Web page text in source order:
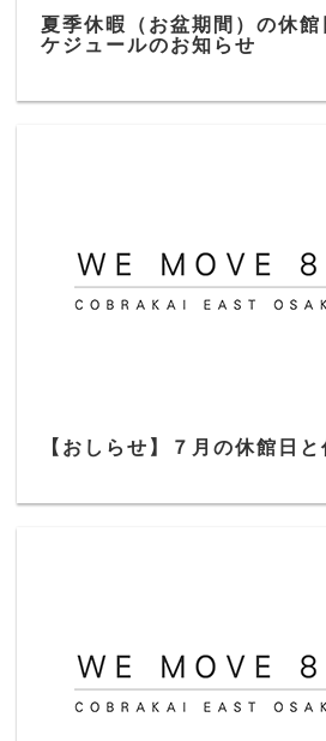
夏季休暇（お盆期間）の休
ケジュールのお知らせ
【おしらせ】７月の休館日